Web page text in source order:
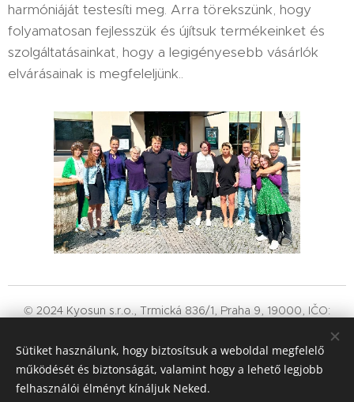
harmóniáját testesíti meg. Arra törekszünk, hogy
folyamatosan fejlesszük és újítsuk termékeinket és
szolgáltatásainkat, hogy a legigényesebb vásárlók
elvárásainak is megfeleljünk..
© 2024 Kyosun s.r.o., Trmická 836/1, Praha 9, 19000, IČO:
Projektjeink:www.originalmatcha.hu, www.originalmatcha.com
Sütik
Sütiket használunk, hogy biztosítsuk a weboldal megfelelő
működését és biztonságát, valamint hogy a lehető legjobb
felhasználói élményt kínáljuk Neked.